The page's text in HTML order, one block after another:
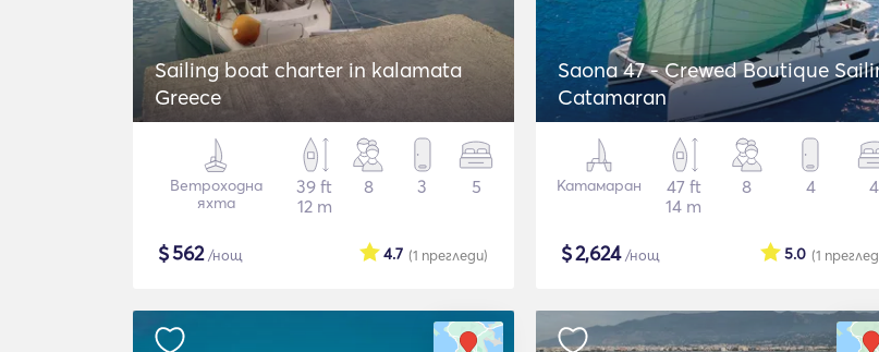
Sailing boat charter in kalamata
Greece
Ветроходна
яхта
39 ft
12 m
8 3 5
$562/нощ (1 прегледи)
4.7
Saona 47 - Crewed Boutique
Catamaran
Катамаран
47 ft
14 m
8 4 4
$2,624/нощ (1
5.0